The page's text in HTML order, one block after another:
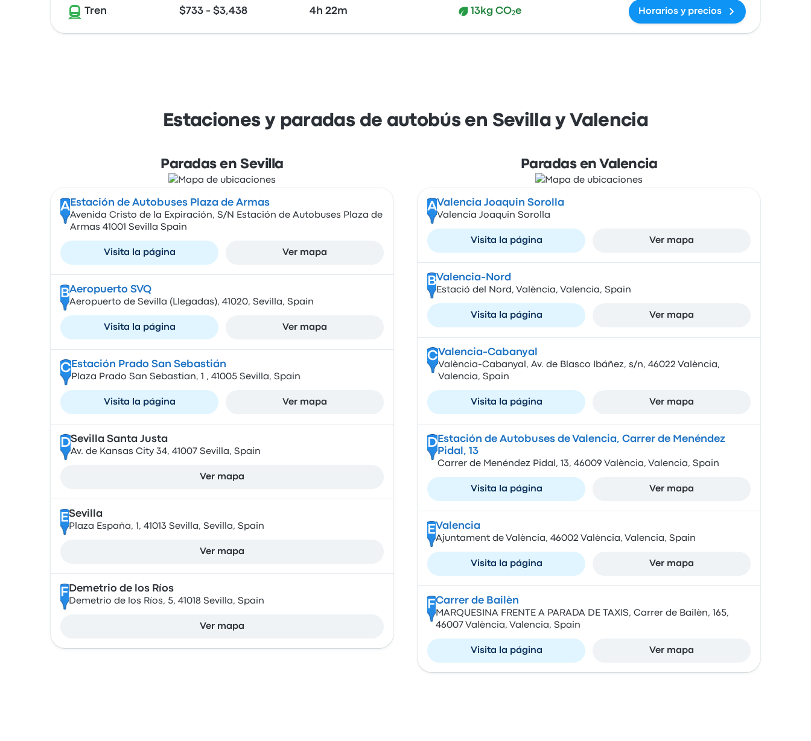
Tren $733 - $3,438 4h 22m 13kg CO₂e Horarios y precios
Estaciones y paradas de autobús en Sevilla y Valencia
Paradas en Sevilla
A Estación de Autobuses Plaza de Armas
Avenida Cristo de la Expiración, S/N Estación de Autobuses Plaza de
Armas 41001 Sevilla Spain
Visita la página Ver mapa
BAeropuerto SVQ
Aeropuerto de Sevilla (Llegadas), 41020, Sevilla, Spain
Visita la página Ver mapa
CEstación Prado San Sebastián
Plaza Prado San Sebastian, 1 , 41005 Sevilla, Spain
Visita la página Ver mapa
DSevilla Santa Justa
Av. de Kansas City 34, 41007 Sevilla, Spain
Ver mapa
ESevilla
Plaza España, 1, 41013 Sevilla, Sevilla, Spain
Ver mapa
F Demetrio de los Ríos
Demetrio de los Ríos, 5, 41018 Sevilla, Spain
Ver mapa
Paradas en Valencia
AValencia Joaquin Sorolla
Valencia Joaquin Sorolla
Visita la página Ver mapa
BValencia-Nord
Estació del Nord, València, Valencia, Spain
Visita la página Ver mapa
CValencia-Cabanyal
València-Cabanyal, Av. de Blasco Ibáñez, s/n, 46022 València,
Valencia, Spain
Visita la página Ver mapa
DEstación de Autobuses de Valencia, Carrer de Menéndez
Pidal, 13
Carrer de Menéndez Pidal, 13, 46009 València, Valencia, Spain
Visita la página Ver mapa
EValencia
Ajuntament de València, 46002 València, Valencia, Spain
Visita la página Ver mapa
FCarrer de Bailèn
MARQUESINA FRENTE A PARADA DE TAXIS, Carrer de Bailèn, 165,
46007 València, Valencia, Spain
Visita la página Ver mapa